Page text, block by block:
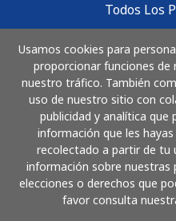
Todos Los
Usamos cookies para
proporcionar funciones de
nuestro tráfico. También
uso de nuestro sitio con
publicidad y analítica que
información que les
recolectado a partir de tu
información sobre nuestras
elecciones o derechos que
favor consulta
Cómo funciona